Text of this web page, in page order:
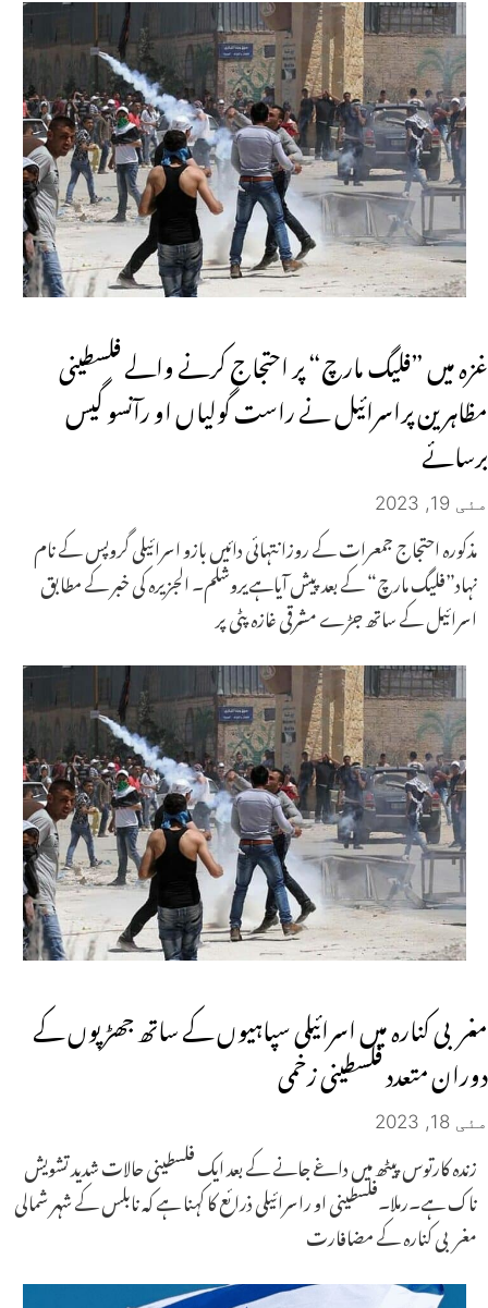
غزہ میں ”فلیگ مارچ“ پر احتجاج کرنے والے فلسطینی
مظاہرین پراسرائیل نے راست گولیاں او رآنسو گیس
برسائے
مئی 19, 2023
مذکورہ احتجاج جمعرات کے روزانتہائی دائیں بازو اسرائیلی گروپس کے نام
نہاد”فلیگ مارچ“ کے بعد پیش آیاہےیروشلم۔ الجزیرہ کی خبر کے مطابق
اسرائیل کے ساتھ جڑے مشرقی غازہ پٹی پر
مغربی کنارہ میں اسرائیلی سپاہیوں کے ساتھ جھڑپوں کے
دوران متعدد فلسطینی زخمی
مئی 18, 2023
زندہ کارتوس پیٹھ میں داغے جانے کے بعد ایک فلسطینی حالات شدید تشویش
ناک ہے۔رملا۔فلسطینی او راسرائیلی ذرائع کا کہنا ہے کہ نابلس کے شہر شمالی
مغربی کنارہ کے مضافارت